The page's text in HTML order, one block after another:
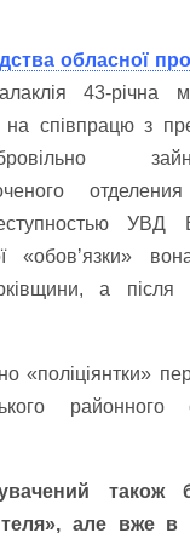
обласної
43-річна
на співпрацю з
УВД
«обовʼязки»
а
«поліціянтки»
районного
також
але вже в